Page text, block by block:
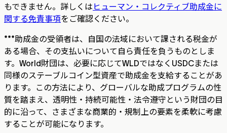
もできません。詳しくは ヒューマン・コレクティブ助成金に
関する免責事項をご確認ください。
***助成金の受領者は、自国の法域において課される税金が
ある場合、その支払いについて自ら責任を負うものとしま
す。World財団は、必要に応じてWLDではなくUSDCまたは
同様のステーブルコイン型資産で助成金を支給することがあ
ります。この方法により、グローバルな助成プログラムの性
質を踏まえ、透明性・持続可能性・法令遵守という財団の目
的に沿って、さまざまな商業的・規制上の要素を柔軟に考慮
することが可能になります。